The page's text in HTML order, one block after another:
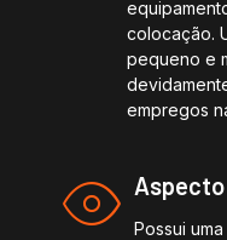
colocação.
pequeno e
empregos
Possui